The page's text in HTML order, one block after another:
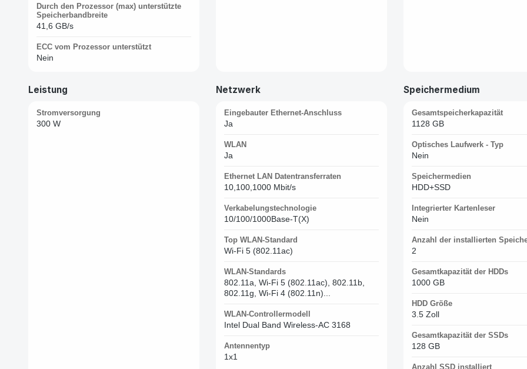
Durch den Prozessor (max) unterstützte
Speicherbandbreite
41,6 GB/s
ECC vom Prozessor unterstützt
Nein
Leistung
Stromversorgung
300 W
Netzwerk
Eingebauter Ethernet-Anschluss
Ja
WLAN
Ja
Ethernet LAN Datentransferraten
10,100,1000 Mbit/s
Verkabelungstechnologie
10/100/1000Base-T(X)
Top WLAN-Standard
Wi-Fi 5 (802.11ac)
WLAN-Standards
802.11a, Wi-Fi 5 (802.11ac), 802.11b,
802.11g, Wi-Fi 4 (802.11n)...
WLAN-Controllermodell
Intel Dual Band Wireless-AC 3168
Antennentyp
1x1
Speichermedium
Gesamtspeicherkapazität
1128 GB
Optisches Laufwerk - Typ
Nein
Speichermedien
HDD+SSD
Integrierter Kartenleser
Nein
Anzahl der installierten
2
Gesamtkapazität der HDDs
1000 GB
HDD Größe
3.5 Zoll
Gesamtkapazität der SSDs
128 GB
Anzahl SSD installiert